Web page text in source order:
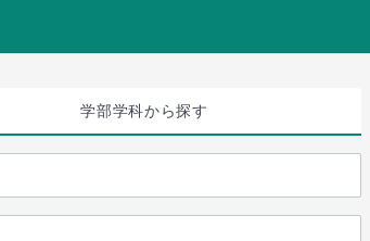
学部学科から探す